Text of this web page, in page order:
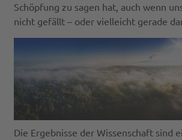
Schöpfung zu sagen hat, auch wenn
nicht gefällt – oder vielleicht gerade
Die Ergebnisse der Wissenschaft sind